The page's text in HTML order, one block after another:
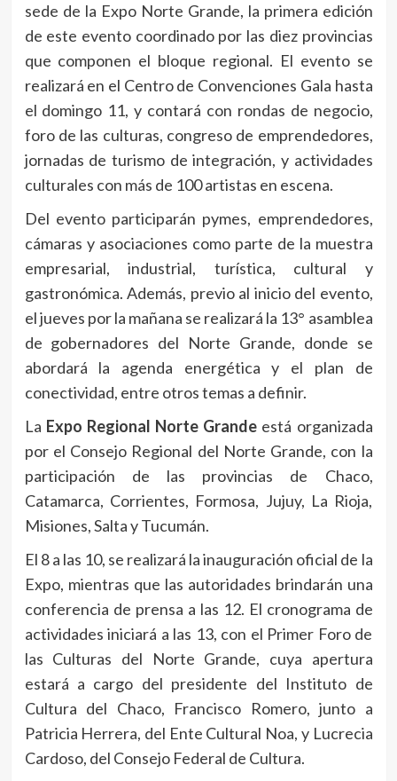
sede de la Expo Norte Grande, la primera edición
de este evento coordinado por las diez provincias
que componen el bloque regional. El evento se
realizará en el Centro de Convenciones Gala hasta
el domingo 11, y contará con rondas de negocio,
foro de las culturas, congreso de emprendedores,
jornadas de turismo de integración, y actividades
culturales con más de 100 artistas en escena.
Del evento participarán pymes, emprendedores,
cámaras y asociaciones como parte de la muestra
empresarial, industrial, turística, cultural y
gastronómica. Además, previo al inicio del evento,
el jueves por la mañana se realizará la 13° asamblea
de gobernadores del Norte Grande, donde se
abordará la agenda energética y el plan de
conectividad, entre otros temas a definir.
La Expo Regional Norte Grande está organizada
por el Consejo Regional del Norte Grande, con la
participación de las provincias de Chaco,
Catamarca, Corrientes, Formosa, Jujuy, La Rioja,
Misiones, Salta y Tucumán.
El 8 a las 10, se realizará la inauguración oficial de la
Expo, mientras que las autoridades brindarán una
conferencia de prensa a las 12. El cronograma de
actividades iniciará a las 13, con el Primer Foro de
las Culturas del Norte Grande, cuya apertura
estará a cargo del presidente del Instituto de
Cultura del Chaco, Francisco Romero, junto a
Patricia Herrera, del Ente Cultural Noa, y Lucrecia
Cardoso, del Consejo Federal de Cultura.